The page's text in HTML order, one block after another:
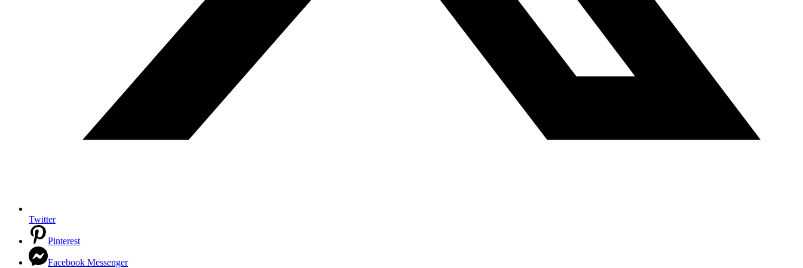
Twitter
Pinterest
Facebook Messenger